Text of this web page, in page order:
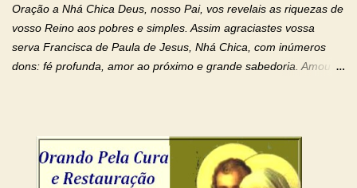
espiritual, através do toque consolador de tuas Mãos
ensanguentadas e infinitamente poderosas. Eu reconheço,
apesar de toda a minha limitação e da infinidade dos meus ...
Oração a Nhá Chica Deus, nosso Pai, vos revelais as riquezas de
vosso Reino aos pobres e simples. Assim agraciastes vossa
serva Francisca de Paula de Jesus, Nhá Chica, com inúmeros
dons: fé profunda, amor ao próximo e grande sabedoria. Amou a
Senhor Jesus Cristo, vosso Filho, na unidade do Espírito Santo.
Amém. Novena a Nhá Chica (Oração para obter os favores
celestiais através da intercessão da Serva de Deus Nhá Chica)